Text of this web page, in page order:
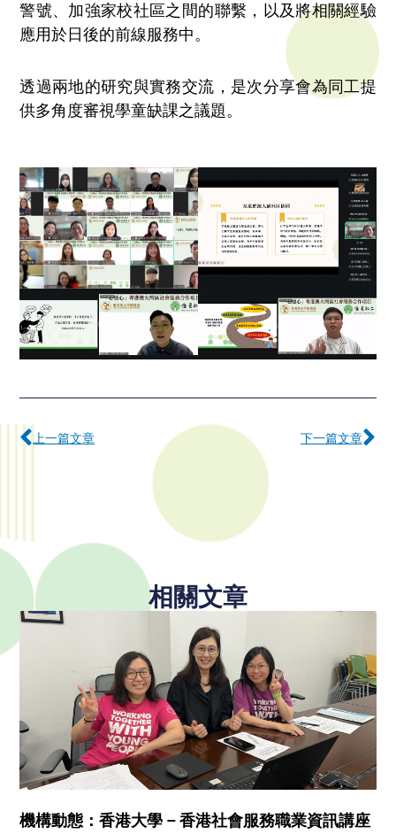
警號、加強家校社區之間的聯繫，以及將相關經驗
應用於日後的前線服務中。
透過兩地的研究與實務交流，是次分享會為同工提
供多角度審視學童缺課之議題。
Prev
上一篇文章 下一篇文章
下
相關文章
機構動態：香港大學 – 香港社會服務職業資訊講座